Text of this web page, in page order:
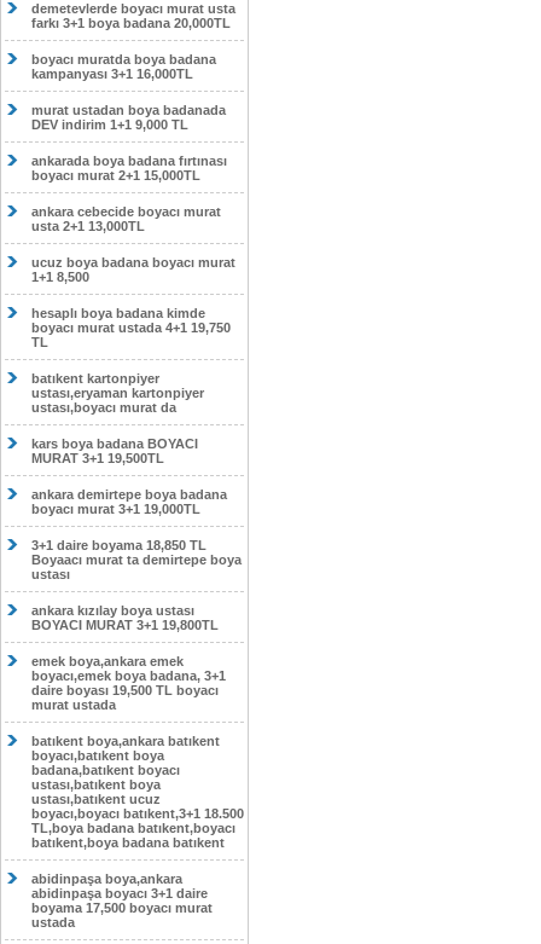
demetevlerde boyacı murat usta
farkı 3+1 boya badana 20,000TL
boyacı muratda boya badana
kampanyası 3+1 16,000TL
murat ustadan boya badanada
DEV indirim 1+1 9,000 TL
ankarada boya badana fırtınası
boyacı murat 2+1 15,000TL
ankara cebecide boyacı murat
usta 2+1 13,000TL
ucuz boya badana boyacı murat
1+1 8,500
hesaplı boya badana kimde
boyacı murat ustada 4+1 19,750
TL
batıkent kartonpiyer
ustası,eryaman kartonpiyer
ustası,boyacı murat da
kars boya badana BOYACI
MURAT 3+1 19,500TL
ankara demirtepe boya badana
boyacı murat 3+1 19,000TL
3+1 daire boyama 18,850 TL
Boyaacı murat ta demirtepe boya
ustası
ankara kızılay boya ustası
BOYACI MURAT 3+1 19,800TL
emek boya,ankara emek
boyacı,emek boya badana, 3+1
daire boyası 19,500 TL boyacı
murat ustada
batıkent boya,ankara batıkent
boyacı,batıkent boya
badana,batıkent boyacı
ustası,batıkent boya
ustası,batıkent ucuz
boyacı,boyacı batıkent,3+1 18.500
TL,boya badana batıkent,boyacı
batıkent,boya badana batıkent
abidinpaşa boya,ankara
abidinpaşa boyacı 3+1 daire
boyama 17,500 boyacı murat
ustada